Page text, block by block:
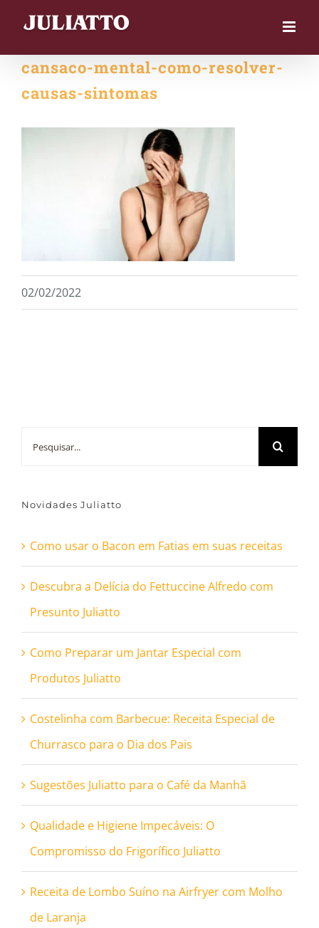
contentcansaco-mental-como-resolver-
causas-sintomas
02/02/2022
Novidades Juliatto
Como usar o Bacon em Fatias em suas receitas
Descubra a Delícia do Fettuccine Alfredo com
Presunto Juliatto
Como Preparar um Jantar Especial com
Produtos Juliatto
Costelinha com Barbecue: Receita Especial de
Churrasco para o Dia dos Pais
Sugestões Juliatto para o Café da Manhã
Qualidade e Higiene Impecáveis: O
Compromisso do Frigorífico Juliatto
Receita de Lombo Suíno na Airfryer com Molho
de Laranja